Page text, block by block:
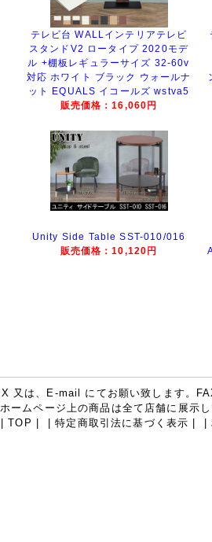
テレビ台 WALLインテリアテレビ
スタンドV2 ロータイプ 2020モデ
ル +棚板レギュラーサイズ 32-60v
対応 ホワイト ブラック ウォールナ
ット EQUALS イコールズ wstva5
販売価格：16,060円
Unity Side Table SST-010/016
販売価格：10,120円
又は、E-mail にてお願い致します。
ホームページ上の商品は全て店舗に展示
|TOP |特定商取引法に基づく表示 |